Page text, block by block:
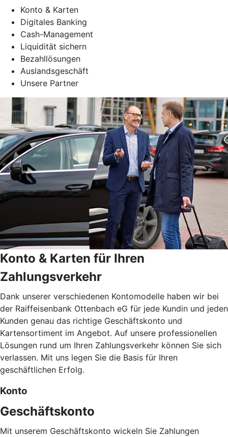
Konto & Karten
Digitales Banking
Cash-Management
Liquidität sichern
Bezahllösungen
Auslandsgeschäft
Unsere Partner
Konto & Karten für Ihren
Zahlungsverkehr
Dank unserer verschiedenen Kontomodelle haben wir bei
der Raiffeisenbank Ottenbach eG für jede Kundin und jeden
Kunden genau das richtige Geschäftskonto und
Kartensortiment im Angebot. Auf unsere professionellen
Lösungen rund um Ihren Zahlungsverkehr können Sie sich
verlassen. Mit uns legen Sie die Basis für Ihren
geschäftlichen Erfolg.
Konto
Geschäftskonto
Mit unserem Geschäftskonto wickeln Sie Zahlungen